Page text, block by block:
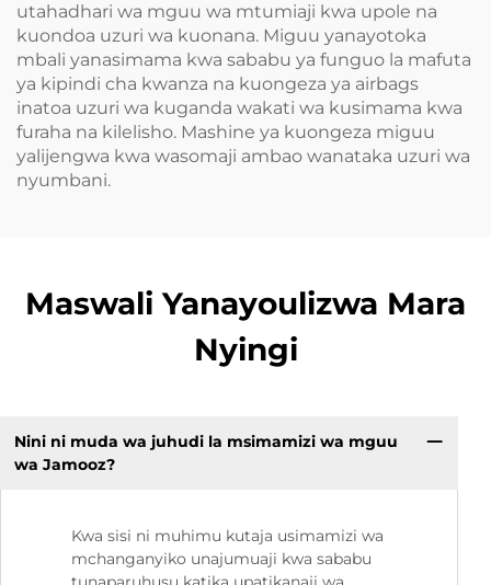
utahadhari wa mguu wa mtumiaji kwa upole na
kuondoa uzuri wa kuonana. Miguu yanayotoka
mbali yanasimama kwa sababu ya funguo la mafuta
ya kipindi cha kwanza na kuongeza ya airbags
inatoa uzuri wa kuganda wakati wa kusimama kwa
furaha na kilelisho. Mashine ya kuongeza miguu
yalijengwa kwa wasomaji ambao wanataka uzuri wa
nyumbani.
Maswali Yanayoulizwa Mara
Nyingi
Nini ni muda wa juhudi la msimamizi wa mguu
wa Jamooz?
Kwa sisi ni muhimu kutaja usimamizi wa
mchanganyiko unajumuaji kwa sababu